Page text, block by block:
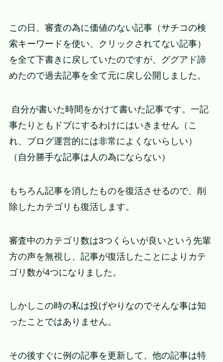
この日、審査の為に価値のない記事（サチコの検
索キーワードを使い、クリックされてない記事）
を全て下書きに戻していたのですが、ググアド諦
めたので過去記事を全て元に戻し公開しました。
自分が書いた時間をかけて書いた記事です。一記
事たりともドブにするわけにはいきません（こ
れ、ブログ運営的には非常によくないらしい）
（自分勝手な記事は人の為にならない）
もちろん記事を消したものを復活させるので、削
除したカテゴリも復活します。
審査中のカテゴリ数は3つくらいが良いという先輩
方の声を無視し、記事が復活したことによりカテ
ゴリ数が4つになりました。
しかしこの時の私は投げやりなのでそんな事は知
ったことではありません。
その後すぐに例の記事を更新して、他の記事は特